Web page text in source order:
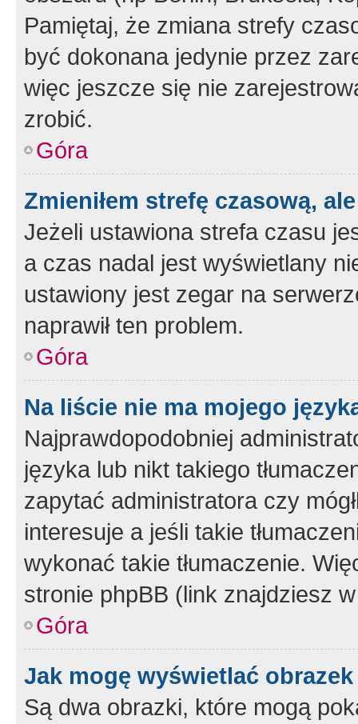
Pamiętaj, że zmiana strefy
być dokonana jedynie przez
więc jeszcze się nie
zrobić.
Góra
Zmieniłem strefę czasową,
Jeżeli ustawiona strefa czasu
a czas nadal jest wyświetlany
ustawiony jest zegar na
naprawił ten problem.
Góra
Na liście nie ma mojego
Najprawdopodobniej
języka lub nikt takiego
zapytać administratora czy
interesuje a jeśli takie
wykonać takie tłumaczenie.
stronie phpBB (link znajdziesz
Góra
Jak mogę wyświetlać
Są dwa obrazki, które mogą